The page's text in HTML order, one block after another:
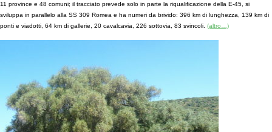
11 province e 48 comuni; il tracciato prevede solo in parte la riqualificazione della E-45, si
sviluppa in parallelo alla SS 309 Romea e ha numeri da brivido: 396 km di lunghezza, 139 km di
ponti e viadotti, 64 km di gallerie, 20 cavalcavia, 226 sottovia, 83 svincoli. (altro…)